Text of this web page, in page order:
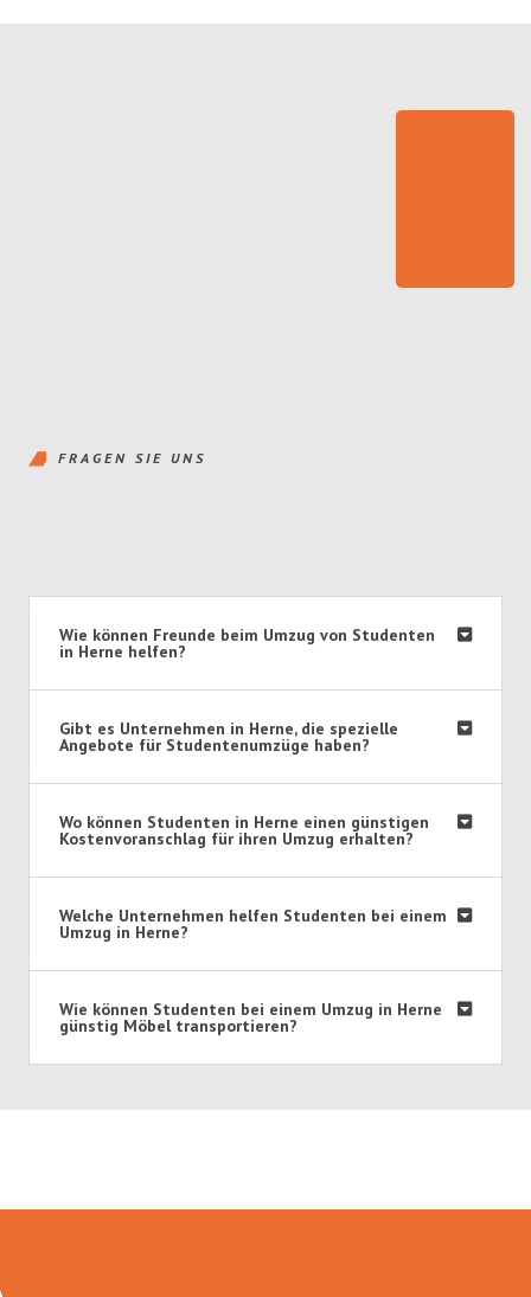
FRAGEN SIE UNS
Wie können Freunde beim Umzug von Studenten
in Herne helfen?
Gibt es Unternehmen in Herne, die spezielle
Angebote für Studentenumzüge haben?
Wo können Studenten in Herne einen günstigen
Kostenvoranschlag für ihren Umzug erhalten?
Welche Unternehmen helfen Studenten bei einem
Umzug in Herne?
Wie können Studenten bei einem Umzug in Herne
günstig Möbel transportieren?